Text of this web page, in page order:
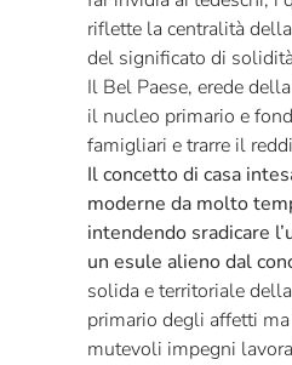
riflette la centralità
del significato di
Il Bel Paese, erede
il nucleo primario e
famigliari e trarre il
Il concetto di casa
moderne da molto
intendendo sradicare
un esule alieno dal
solida e territoriale
primario degli affetti
mutevoli impegni